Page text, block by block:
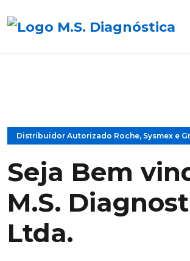
Distribuidor Autorizado Roche, Sysmex e
Seja Bem
M.S.
Ltda.